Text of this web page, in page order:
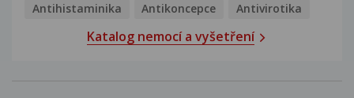
Antihistaminika
Antikoncepce Antivirotika
Katalog nemocí a vyšetření